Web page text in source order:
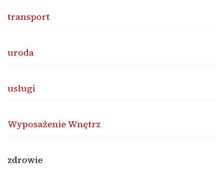
transport
uroda
usługi
Wyposażenie Wnętrz
zdrowie